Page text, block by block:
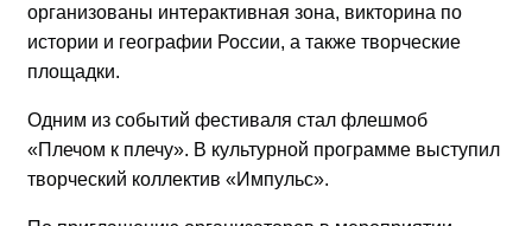
организованы интерактивная зона, викторина по
истории и географии России, а также творческие
площадки.
Одним из событий фестиваля стал флешмоб
«Плечом к плечу». В культурной программе выступил
творческий коллектив «Импульс».